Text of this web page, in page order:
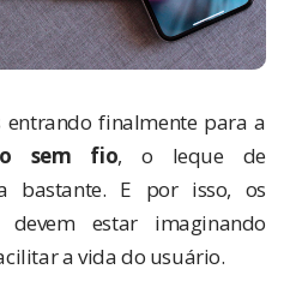
entrando finalmente para a
sem fio, o leque de
bastante. E por isso, os
estar imaginando
a vida do usuário.